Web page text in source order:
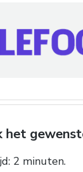
het
2 minuten.